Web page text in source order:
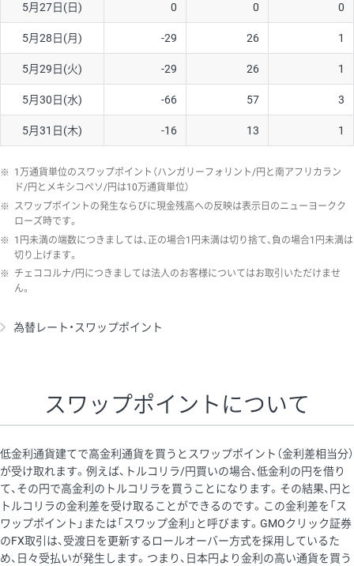
5月27日(日) 0 0 0
5月28日(月) -29 26 1
5月29日(火) -29 26 1
5月30日(水) -66 57 3
5月31日(木) -16 13 1
※ 1万通貨単位のスワップポイント（ハンガリーフォリント/円と南アフリカラン
ド/円とメキシコペソ/円は10万通貨単位）
※ スワップポイントの発生ならびに現金残高への反映は表示日のニューヨークク
ローズ時です。
※ 1円未満の端数につきましては、正の場合1円未満は切り捨て、負の場合1円未満は
切り上げます。
※ チェココルナ/円につきましては法人のお客様についてはお取引いただけませ
ん。
為替レート・スワップポイント
スワップポイントについて
低金利通貨建てで高金利通貨を買うとスワップポイント（金利差相当分）
が受け取れます。例えば、トルコリラ/円買いの場合、低金利の円を借り
て、その円で高金利のトルコリラを買うことになります。その結果、円と
トルコリラの金利差を受け取ることができるのです。この金利差を「ス
ワップポイント」または「スワップ金利」と呼びます。GMOクリック証券
のFX取引は、受渡日を更新するロールオーバー方式を採用しているた
め、日々受払いが発生します。つまり、日本円より金利の高い通貨を買う